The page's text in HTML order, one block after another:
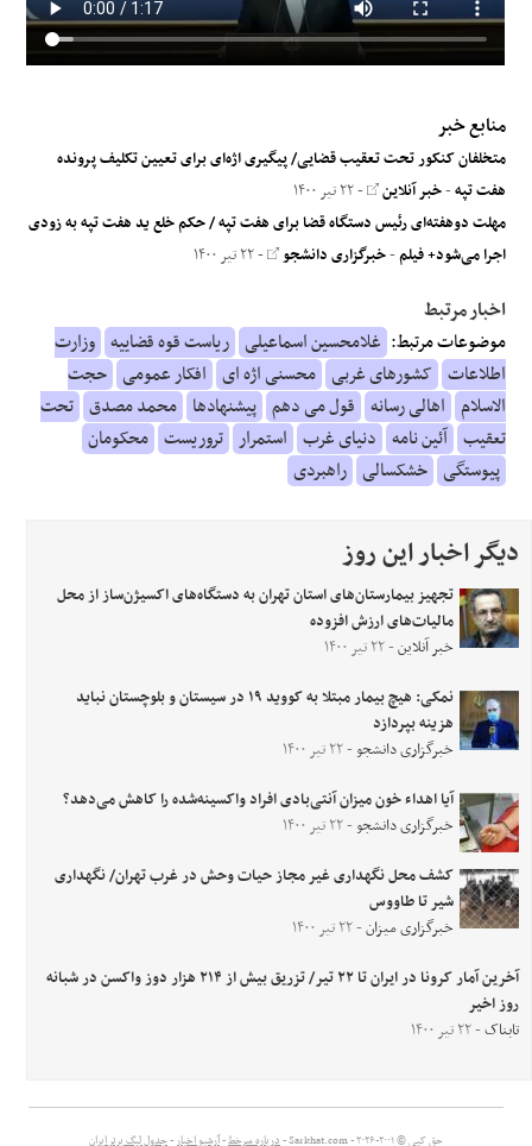
منابع خبر
متخلفان کنکور تحت تعقیب قضایی/ پیگیری اژه‌ای برای تعیین تکلیف پرونده
هفت تپه-خبر آنلاین - ۲۲ تیر ۱۴۰۰
مهلت دوهفته‌ای رئیس دستگاه قضا برای هفت تپه / حکم خلع ید هفت تپه به زودی
اجرا می‌شود+ فیلم-خبرگزاری دانشجو - ۲۲ تیر ۱۴۰۰
اخبار مرتبط
موضوعات مرتبط: غلامحسین اسماعیلی ریاست قوه قضاییه وزارت
اطلاعات کشورهای غربی محسنی اژه ای افکار عمومی حجت
الاسلام اهالی رسانه قول می دهم پیشنهادها محمد مصدق تحت
تعقیب آئین نامه دنیای غرب استمرار تروریست محکومان
پیوستگی خشکسالی راهبردی
دیگر اخبار این روز
تجهیز بیمارستان‌های استان تهران به دستگاه‌های اکسیژن‌ساز از محل
مالیات‌های ارزش افزوده
خبر آنلاین- ۲۲ تیر ۱۴۰۰
نمکی: هیچ بیمار مبتلا به کووید ۱۹ در سیستان و بلوچستان نباید
هزینه بپردازد
خبرگزاری دانشجو- ۲۲ تیر ۱۴۰۰
آیا اهداء خون میزان آنتی‌بادی افراد واکسینه‌شده را کاهش می‌دهد؟
خبرگزاری دانشجو- ۲۲ تیر ۱۴۰۰
‌کشف محل نگهداری غیر مجاز حیات وحش در غرب تهران/ نگهداری
شیر تا طاووس
خبرگزاری میزان- ۲۲ تیر ۱۴۰۰
آخرین آمار کرونا در ایران تا ۲۲ تیر/ تزریق بیش از ۲۱۴ هزار دوز واکسن در شبانه
روز اخیر
تابناک- ۲۲ تیر ۱۴۰۰
حق کپی © ۲۰۰۱-۲۰۲۶ - Sarkhat.com - درباره سرخط-آرشیو اخبار-جدول لیگ برتر ایران